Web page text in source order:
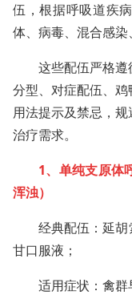
伍，根据呼吸道疾
体、病毒、混合感染
这些配伍严格
分型、对症配伍、鸡
用法提示及禁忌，
治疗需求。
1、单纯支原体
浑浊）
经典配伍：延
甘口服液；
适用症状：禽